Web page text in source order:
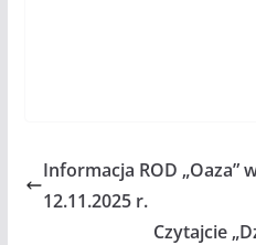
Informacja ROD „Oaza”
12.11.2025 r.
Czytajcie